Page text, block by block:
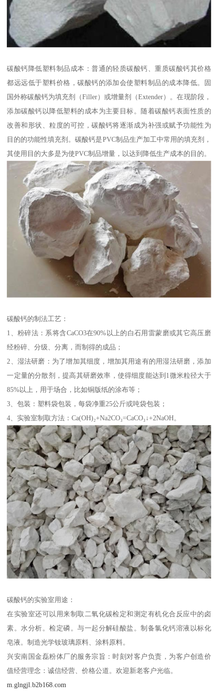
碳酸钙降低塑料制品成本：普通的轻质碳酸钙、重质碳酸钙其价格
都远远低于塑料价格，碳酸钙的添加会使塑料制品的成本降低。固
国外称碳酸钙为填充剂（Filler）或增量剂（Extender）。在现阶段，
添加碳酸钙以降低塑料的成本为主要目标。随着碳酸钙表面性质的
改善和形状、粒度的可控，碳酸钙将逐渐成为补强或赋予功能性为
目的的功能性填充剂。碳酸钙是PVC制品生产加工中常用的填充剂，
其使用目的大多是为使PVC制品增量，以达到降低生产成本的目的。
碳酸钙的制法工艺：
1、粉碎法：系将含CaCO3在90%以上的白石用雷蒙磨或其它高压磨
经粉碎、分级、分离，而制得的成品；
2、湿法研磨：为了增加其细度，增加其用途有的用湿法研磨，添加
一定量的分散剂，提高其研磨效率，使得细度能达到1微米粒径大于
85%以上，用于场合，比如铜版纸的涂布等；
3、包装：塑料袋包装，每袋净重25公斤或吨袋包装；
4、实验室制取方法：Ca(OH)₂+Na2CO₃=CaCO₃↓+2NaOH。
碳酸钙的实验室用途：
在实验室还可以用来制取二氧化碳检定和测定有机化合反应中的卤
素。水分析。检定磷。与一起分解硅酸盐。制备氯化钙溶液以标化
皂液。制造光学钕玻璃原料、涂料原料。
兴安南国金磊粉体厂的服务宗旨：时刻对客户负责，为客户创造价
值经营理念：诚信经营、价格公道。欢迎新老客户光临。
m.glngjl.b2b168.com